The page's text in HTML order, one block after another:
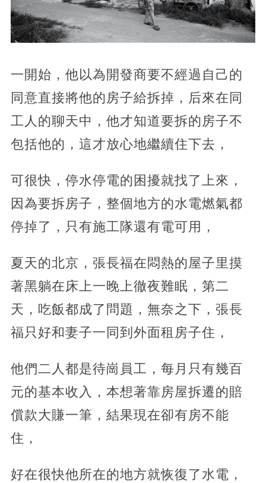
一開始，他以為開發商要不經過自己的
同意直接將他的房子給拆掉，后來在同
工人的聊天中，他才知道要拆的房子不
包括他的，這才放心地繼續住下去，
可很快，停水停電的困擾就找了上來，
因為要拆房子，整個地方的水電燃氣都
停掉了，只有施工隊還有電可用，
夏天的北京，張長福在悶熱的屋子里摸
著黑躺在床上一晚上徹夜難眠，第二
天，吃飯都成了問題，無奈之下，張長
福只好和妻子一同到外面租房子住，
他們二人都是待崗員工，每月只有幾百
元的基本收入，本想著靠房屋拆遷的賠
償款大賺一筆，結果現在卻有房不能
住，
好在很快他所在的地方就恢復了水電，